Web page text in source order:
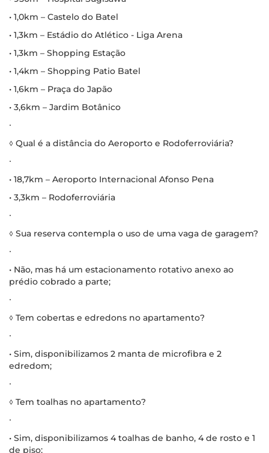
• 1,0km – Castelo do Batel
• 1,3km – Estádio do Atlético - Liga Arena
• 1,3km – Shopping Estação
• 1,4km – Shopping Patio Batel
• 1,6km – Praça do Japão
• 3,6km – Jardim Botânico
∙
◊ Qual é a distância do Aeroporto e Rodoferroviária?
∙
• 18,7km – Aeroporto Internacional Afonso Pena
• 3,3km – Rodoferroviária
∙
◊ Sua reserva contempla o uso de uma vaga de garagem?
∙
• Não, mas há um estacionamento rotativo anexo ao
prédio cobrado a parte;
∙
◊ Tem cobertas e edredons no apartamento?
∙
• Sim, disponibilizamos 2 manta de microfibra e 2
edredom;
∙
◊ Tem toalhas no apartamento?
∙
• Sim, disponibilizamos 4 toalhas de banho, 4 de rosto e 1
de piso;